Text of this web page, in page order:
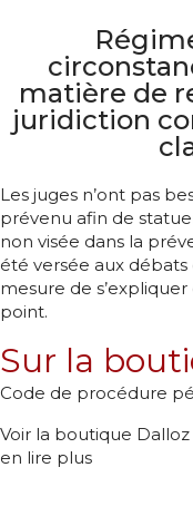
matière de
juridiction
Les juges n’ont pas
prévenu afin de
non visée dans la
été versée aux
mesure de
point.
Sur la
Code de procédure
Voir la boutique Dalloz
en lire plus